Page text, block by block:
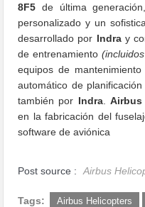
8F5 de última
personalizado y un
desarrollado por Indray
de entrenamiento
equipos de mantenimiento
automático de
también por Indra. Airbus
en la fabricación del
software de aviónica
Post source : Airbus
Tags: Airbus Helicopters